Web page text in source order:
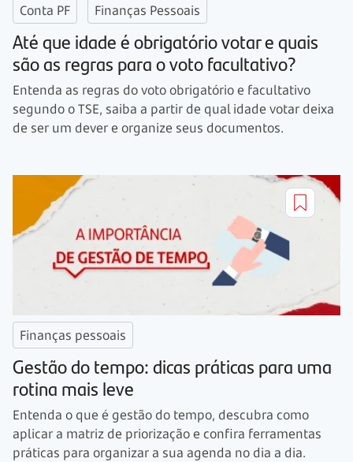
Conta PF Finanças Pessoais
Até que idade é obrigatório votar e quais
são as regras para o voto facultativo?
Entenda as regras do voto obrigatório e facultativo
segundo o TSE, saiba a partir de qual idade votar deixa
de ser um dever e organize seus documentos.
Finanças pessoais
Gestão do tempo: dicas práticas para uma
rotina mais leve
Entenda o que é gestão do tempo, descubra como
aplicar a matriz de priorização e confira ferramentas
práticas para organizar a sua agenda no dia a dia.